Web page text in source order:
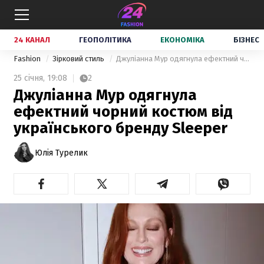
24 КАНАЛ ГЕОПОЛІТИКА ЕКОНОМІКА БІЗНЕС
Fashion Зірковий стиль Джуліанна Мур одягнула ефектний чорний костюм від українського бренду Sleeper
25 січня, 19:08 2
Джуліанна Мур одягнула
ефектний чорний костюм від
українського бренду Sleeper
Юлія Турелик